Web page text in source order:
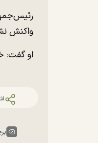
واکنش
او گفت: